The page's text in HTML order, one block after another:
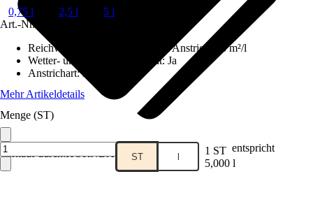
Verkauf durch:HORNBACH
0,75 l
2,5 l
5 l
Art.-Nr.
Reichweite (ca.) bei einmaligem Anstrich
13 m²/l
Wetter- und UV-Beständigkeit: Ja
Anstrichart:Deckend
Mehr Artikeldetails
Menge (ST)
ST l 1 ST entspricht
5,000 l